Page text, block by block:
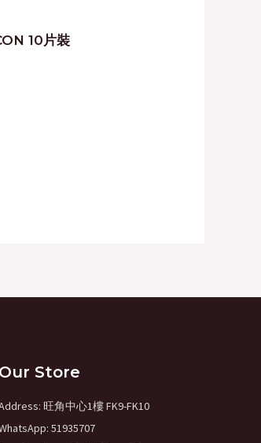
10片裝
Our Store
旺角中心1樓 FK9-FK10
51935707